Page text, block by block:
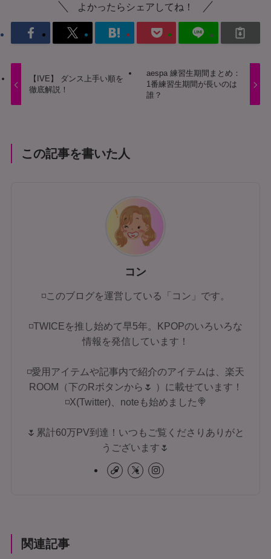
よかったらシェアしてね！
【IVE】 ダンス上手い順を
徹底解説！
aespa 練習生期間まとめ：
1番練習生期間が長いのは
誰？
この記事を書いた人
コン
◽このブログを運営している「コン」です。
◽TWICEを推し始めて早5年。KPOPのいろいろな
情報を発信しています！
◽愛用アイテムや記事内で紹介のアイテムは、楽天
ROOM（下のRボタンから🌷 ）に載せています！
◽X(Twitter)、noteも始めました🍭
🌷累計60万PV到達！いつもご覧くださりありがと
うございます🌷
関連記事